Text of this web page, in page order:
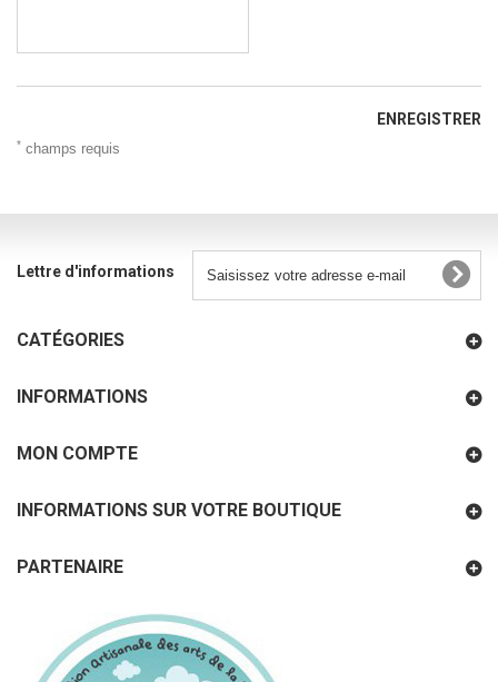
ENREGISTRER
* champs requis
Lettre d'informations
CATÉGORIES
INFORMATIONS
MON COMPTE
INFORMATIONS SUR VOTRE BOUTIQUE
PARTENAIRE